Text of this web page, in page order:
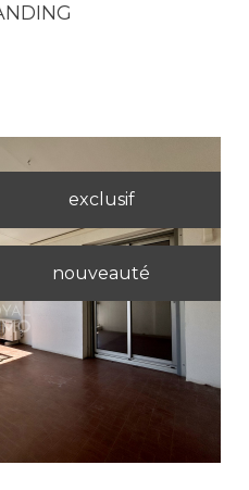
exclusif
nouveauté
bien